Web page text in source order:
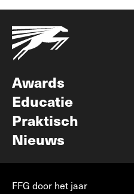
Awards
Educatie
Praktisch
Nieuws
FFG door het jaar